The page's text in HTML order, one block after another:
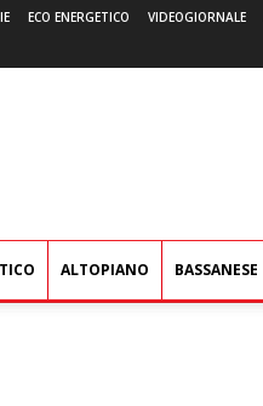
ECO ENERGETICO VIDEOGIORNALE
ALTOPIANO BASSANESE